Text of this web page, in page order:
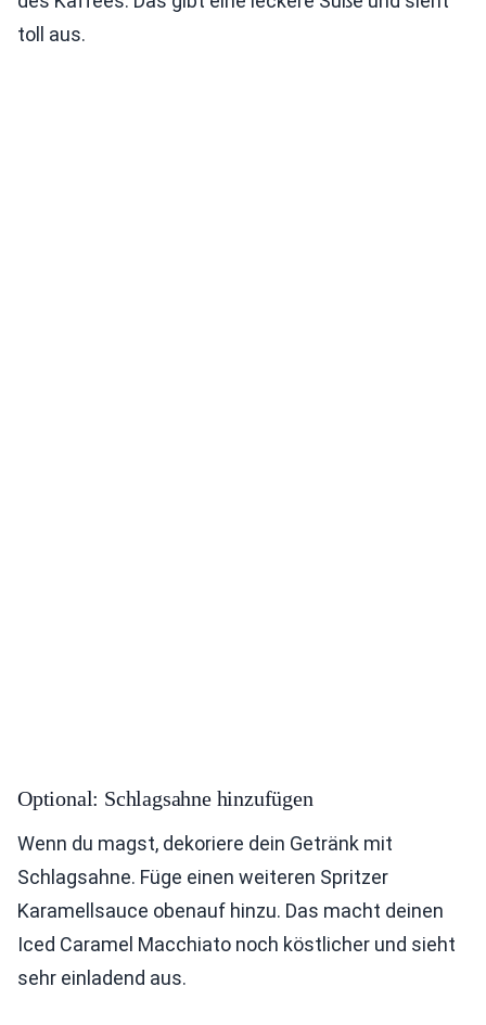
toll aus.
Optional: Schlagsahne hinzufügen
Wenn du magst, dekoriere dein Getränk mit
Schlagsahne. Füge einen weiteren Spritzer
Karamellsauce obenauf hinzu. Das macht deinen
Iced Caramel Macchiato noch köstlicher und sieht
sehr einladend aus.